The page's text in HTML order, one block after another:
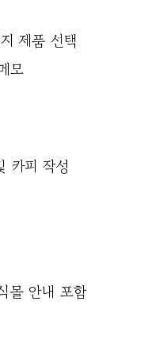
제품 선택
모
카피 작성
몰 안내 포함